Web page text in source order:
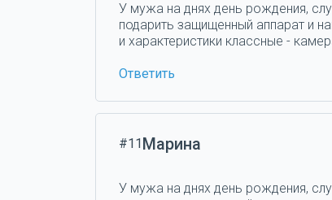
У мужа на днях день рождения,
подарить защищенный аппарат и
и характеристики классные -
Ответить
#11Марина
У мужа на днях день рождения,